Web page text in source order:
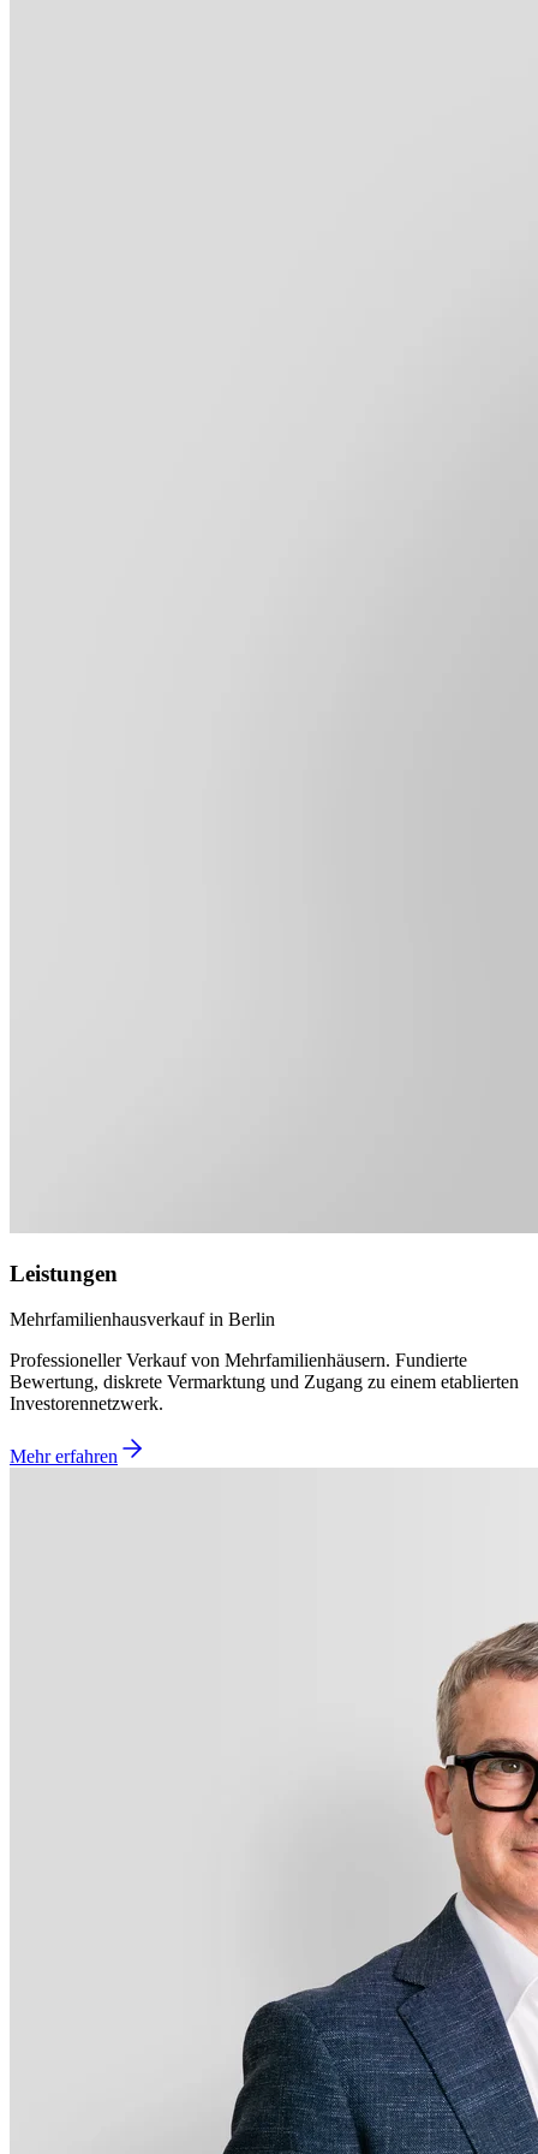
Leistungen
Mehrfamilienhausverkauf in Berlin
Professioneller Verkauf von Mehrfamilienhäusern. Fundierte
Bewertung, diskrete Vermarktung und Zugang zu einem etablierten
Investorennetzwerk.
Mehr erfahren